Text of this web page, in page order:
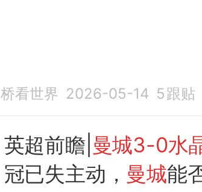
桥看世界 2026-05-14 5 跟贴
英超前瞻| 曼城3-0水
冠已失主动， 曼城能